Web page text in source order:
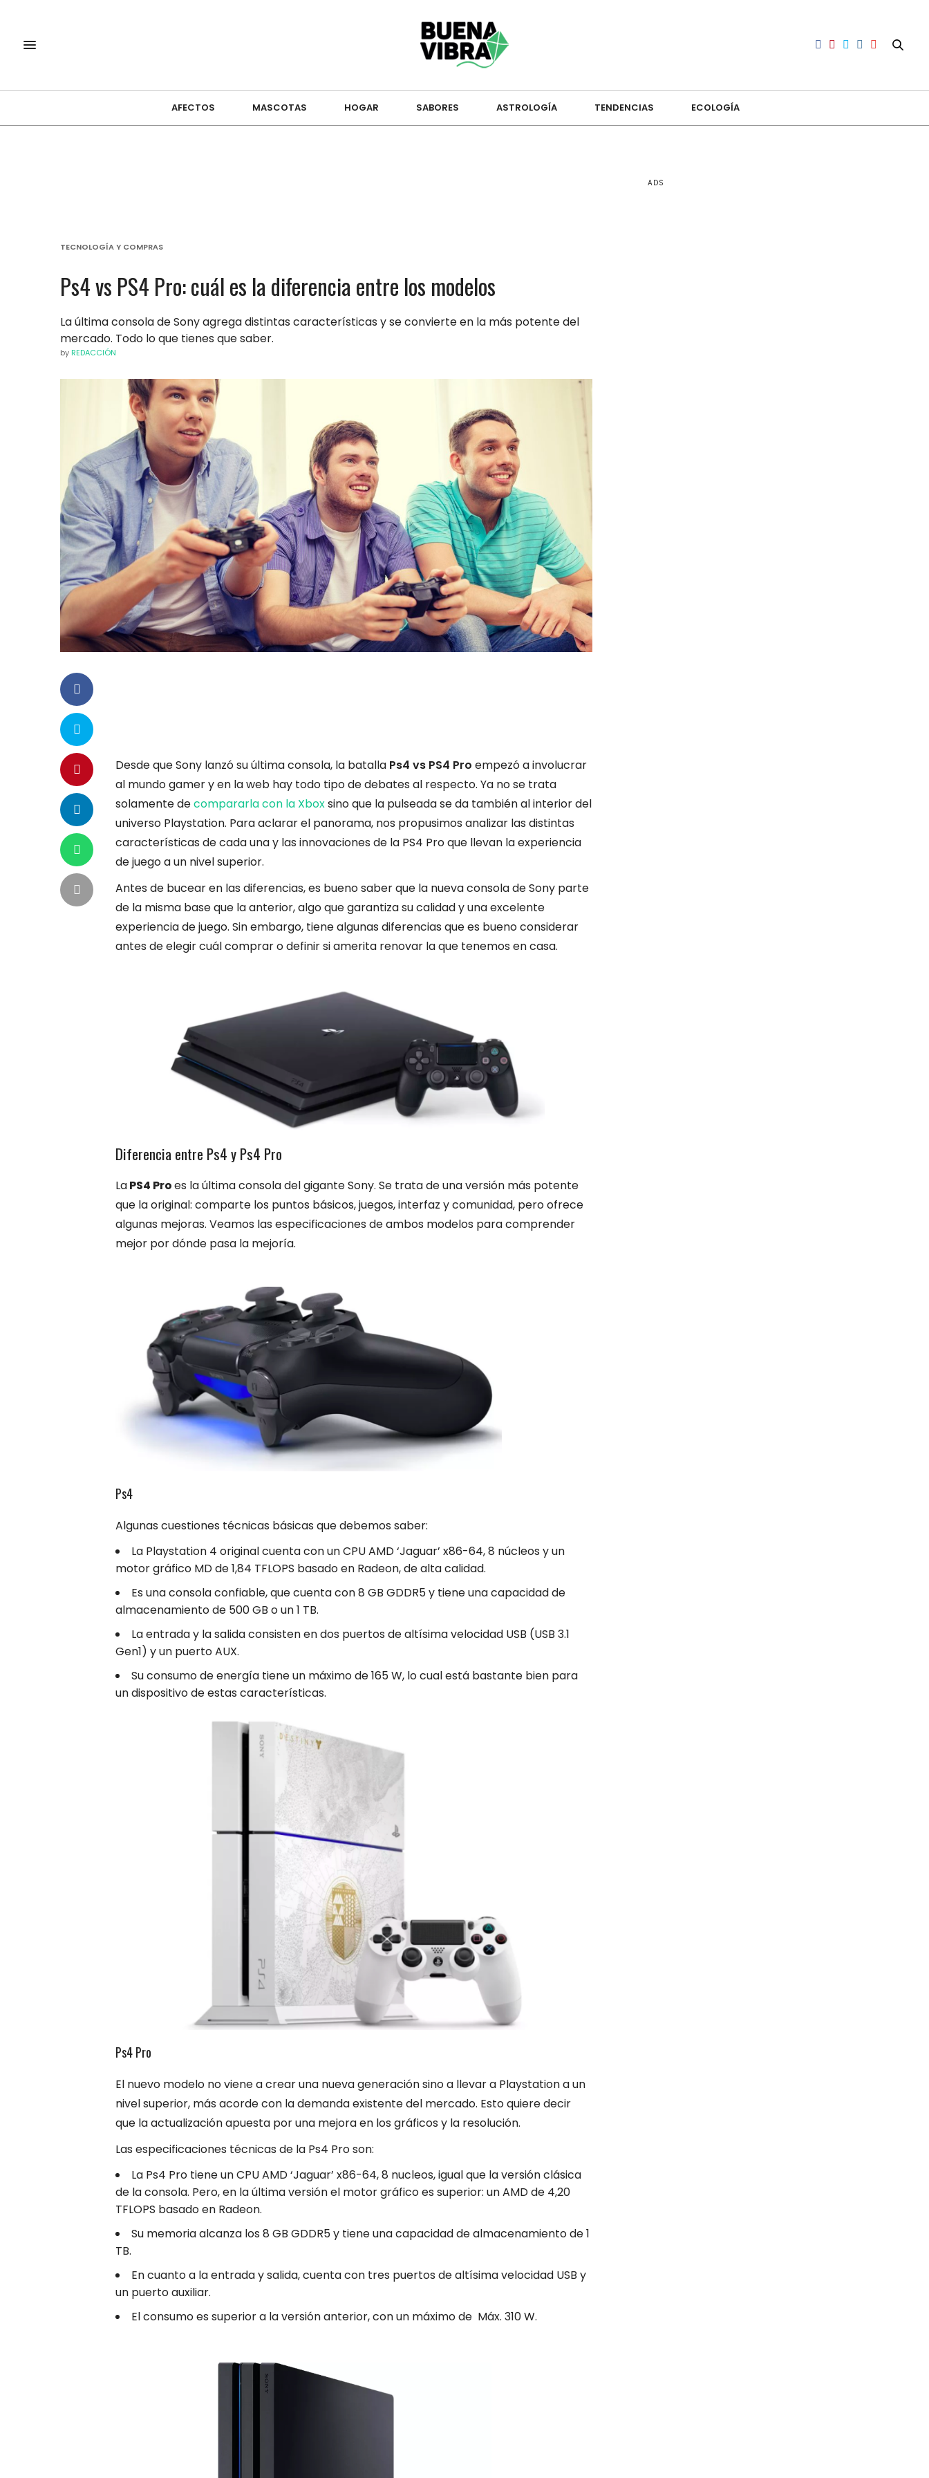
AFECTOS MASCOTAS HOGAR SABORES ASTROLOGÍA TENDENCIAS ECOLOGÍA
TECNOLOGÍA Y COMPRAS
Ps4 vs PS4 Pro: cuál es la diferencia entre los modelos
La última consola de Sony agrega distintas características y se convierte en la más potente del
mercado. Todo lo que tienes que saber.
by REDACCIÓN
Desde que Sony lanzó su última consola, la batalla Ps4 vs PS4 Pro empezó a involucrar
al mundo gamer y en la web hay todo tipo de debates al respecto. Ya no se trata
solamente decompararla con la Xboxsino que la pulseada se da también al interior del
universo Playstation. Para aclarar el panorama, nos propusimos analizar las distintas
características de cada una y las innovaciones de la PS4 Pro que llevan la experiencia
de juego a un nivel superior.
Antes de bucear en las diferencias, es bueno saber que la nueva consola de Sony parte
de la misma base que la anterior, algo que garantiza su calidad y una excelente
experiencia de juego. Sin embargo, tiene algunas diferencias que es bueno considerar
antes de elegir cuál comprar o definir si amerita renovar la que tenemos en casa.
Diferencia entre Ps4 y Ps4 Pro
LaPS4 Proes la última consola del gigante Sony. Se trata de una versión más potente
que la original: comparte los puntos básicos, juegos, interfaz y comunidad, pero ofrece
algunas mejoras. Veamos las especificaciones de ambos modelos para comprender
mejor por dónde pasa la mejoría.
Ps4
Algunas cuestiones técnicas básicas que debemos saber:
La Playstation 4 original cuenta con un CPU AMD ‘Jaguar’ x86-64, 8 núcleos y un
motor gráfico MD de 1,84 TFLOPS basado en Radeon, de alta calidad.
Es una consola confiable, que cuenta con 8 GB GDDR5 y tiene una capacidad de
almacenamiento de 500 GB o un 1 TB.
La entrada y la salida consisten en dos puertos de altísima velocidad USB (USB 3.1
Gen1) y un puerto AUX.
Su consumo de energía tiene un máximo de 165 W, lo cual está bastante bien para
un dispositivo de estas características.
Ps4 Pro
El nuevo modelo no viene a crear una nueva generación sino a llevar a Playstation a un
nivel superior, más acorde con la demanda existente del mercado. Esto quiere decir
que la actualización apuesta por una mejora en los gráficos y la resolución.
Las especificaciones técnicas de la Ps4 Pro son:
La Ps4 Pro tiene un CPU AMD ‘Jaguar’ x86-64, 8 nucleos, igual que la versión clásica
de la consola. Pero, en la última versión el motor gráfico es superior: un AMD de 4,20
TFLOPS basado en Radeon.
Su memoria alcanza los 8 GB GDDR5 y tiene una capacidad de almacenamiento de 1
TB.
En cuanto a la entrada y salida, cuenta con tres puertos de altísima velocidad USB y
un puerto auxiliar.
El consumo es superior a la versión anterior, con un máximo de Máx. 310 W.
ADS